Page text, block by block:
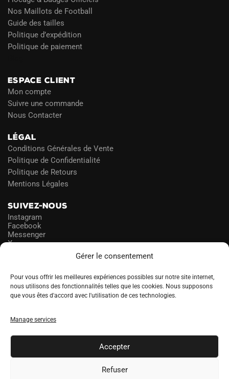
Gérer le consentement
Pour vous offrir les meilleures expériences possibles sur notre site internet,
nous utilisons des fonctionnalités telles que les cookies. Nous supposons
que vous êtes d'accord avec l'utilisation de ces technologies.
Manage services
Accepter
Refuser
Nos Maillots de Football
Guide des tailles
Politique d’expédition
Politique de paiement
ESPACE CLIENT
Mon compte
Suivre une commande
Nous Contacter
LÉGAL
Conditions Générales de Vente
Politique de Confidentialité
Politique de Retours
Mentions Légales
SUIVEZ-NOUS
Instagram
Facebook
Messenger
X
LANGUE